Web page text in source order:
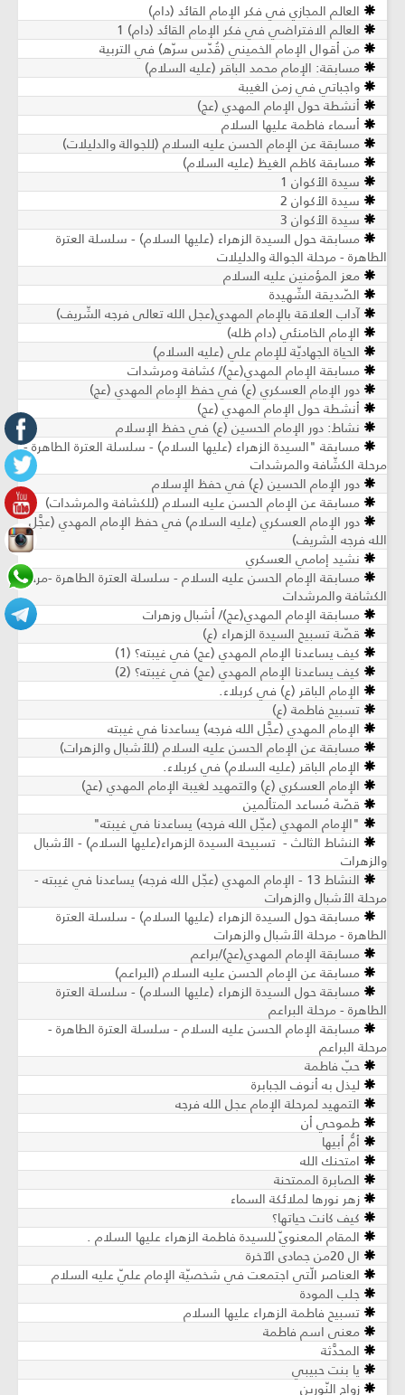
العالم المجازي في فكر الإمام القائد (دام)
العالم الافتراضي في فكر الإمام القائد (دام) 1
من أقوال الإمام الخميني (قُدّس سرّه) في التربية
مسابقة: الإمام محمد الباقر (عليه السلام)
واجباتي في زمن الغيبة
أنشطة حول الإمام المهدي (عج)
أسماء فاطمة عليها السلام ‏
مسابقة عن الإمام الحسن عليه السلام (للجوالة والدليلات)
مسابقة كاظم الغيظ (عليه السلام)
سيدة الأكوان 1
سيدة الأكوان 2
سيدة الأكوان 3
مسابقة حول السيدة الزهراء (عليها السلام) - سلسلة العترة
الطاهرة - مرحلة الجوالة والدليلات
معز المؤمنين عليه السلام
الصّديقة الشّهيدة
آداب العلاقة بالإمام المهدي(عجل الله تعالى فرجه الشّريف)
الإمام الخامنئي (دام ظله)
الحياة الجهاديّة للإمام علي (عليه السلام)
مسابقة الإمام المهدي(عج)/ كشافة ومرشدات
دور الإمام العسكري (ع) في حفظ الإمام المهدي (عج)
أنشطة حول الإمام المهدي (عج)
نشاط: دور الإمام الحسين (ع) في حفظ الإسلام
مسابقة "السيدة الزهراء (عليها السلام) - سلسلة العترة الطاهرة -
مرحلة الكشّافة والمرشدات
دور الإمام الحسين (ع) في حفظ الإسلام
مسابقة عن الإمام الحسن عليه السلام (للكشافة والمرشدات)
دور الإمام العسكري (عليه السلام) في حفظ الإمام المهدي (عجَّل
الله فرجه الشريف)
نشيد إمامي العسكري
مسابقة الإمام الحسن عليه السلام - سلسلة العترة الطاهرة -مرحلة
الكشافة والمرشدات
مسابقة الإمام المهدي(عج)/ أشبال وزهرات
قصّة تسبيح السيدة الزهراء (ع)
كيف يساعدنا الإمام المهدي (عج) في غيبته؟ (1)
كيف يساعدنا الإمام المهدي (عج) في غيبته؟ (2)
الإمام الباقر (ع) في كربلاء.
تسبيح فاطمة (ع)
الإمام المهدي (عجَّل الله فرجه) يساعدنا في غيبته
مسابقة عن الإمام الحسن عليه السلام (للأشبال والزهرات)
الإمام الباقر (عليه السلام) في كربلاء.
الإمام العسكري (ع) والتمهيد لغيبة الإمام المهدي (عج)
قصّة مُساعد المتألمين
"الإمام المهدي (عجّل الله فرجه) يساعدنا في غيبته"
النشاط الثالث - تسبيحة السيدة الزهراء(علیها السلام) - الأشبال
والزهرات
النشاط 13 - الإمام المهدي (عجّل الله فرجه) يساعدنا في غيبته -
مرحلة الأشبال والزهرات
مسابقة حول السيدة الزهراء (عليها السلام) - سلسلة العترة
الطاهرة - مرحلة الأشبال والزهرات
مسابقة الإمام المهدي(عج)/براعم
مسابقة عن الإمام الحسن عليه السلام (البراعم)
مسابقة حول السيدة الزهراء (عليها السلام) - سلسلة العترة
الطاهرة - مرحلة البراعم
مسابقة الإمام الحسن عليه السلام - سلسلة العترة الطاهرة -
مرحلة البراعم
حبّ فاطمة
ليذل به أنوف الجبابرة
التمهيد لمرحلة الإمام عجل الله فرجه
طموحي أن
أمُّ أبيها
امتحنك الله
الصابرة الممتحنة
زهر نورها لملائكة السماء
كيف كانت حياتها؟
المقام المعنويّ للسيدة فاطمة الزهراء عليها السلام .
ال 20من جمادى الآخرة
العناصر الّتي اجتمعت في شخصيّة الإمام عليّ عليه السلام
جلب المودة
تسبيح فاطمة الزهراء عليها السلام
معنى اسم فاطمة
المحدَّثة
يا بنت حبيبي
زواج النّورين